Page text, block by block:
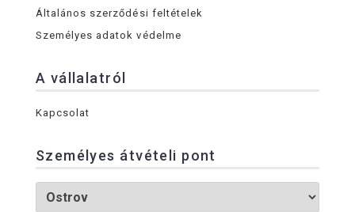
Általános szerződési feltételek
Személyes adatok védelme
A vállalatról
Kapcsolat
Személyes átvételi pont